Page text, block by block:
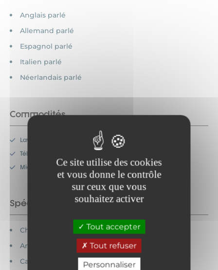
Ce site utilise des cookies
et vous donne le contrôle
sur ceux que vous
souhaitez activer
Tout accepter
Tout refuser
Personnaliser
Anglais parlé
Allemand parlé
Espagnol parlé
Italien parlé
Néerlandais parlé
Commodités
Lave-vaisselle
Télévision
Micro-onde
Spécificités
Chèques vacances acceptés
Animaux interdits
Cartes bancaires acceptées